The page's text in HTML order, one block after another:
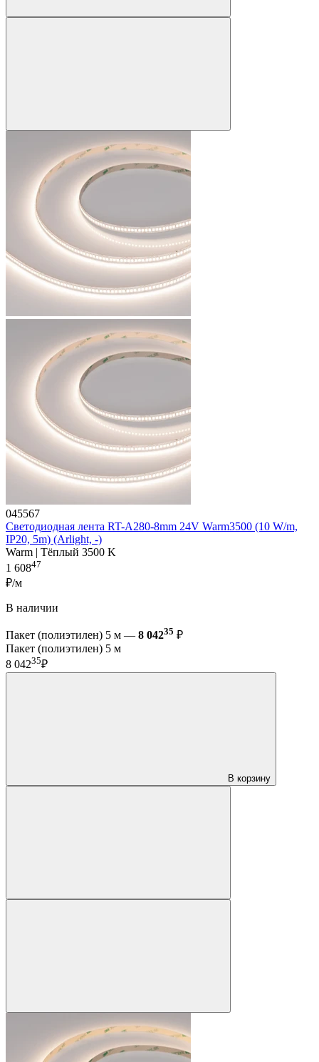
045567
Светодиодная лента RT-A280-8mm 24V Warm3500 (10 W/m,
IP20, 5m) (Arlight, -)
Warm | Тёплый 3500 K
1 60847
₽/м
В наличии
Пакет (полиэтилен) 5 м — 8 04235 ₽
Пакет (полиэтилен) 5 м
8 04235₽
В корзину